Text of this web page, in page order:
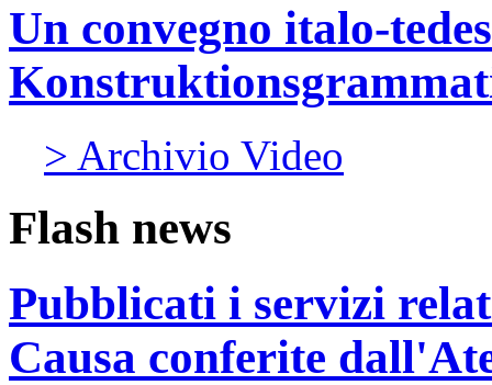
Un convegno italo-
> Archivio Video
Flash news
Pubblicati i servizi
Causa conferite